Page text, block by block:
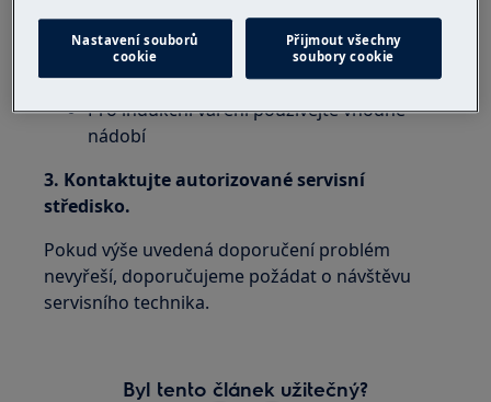
2.Zpráva „F“ se zobrazuje jako blikající
symbol- problém týkající se registrace hrnce.
Vložte nádobí do zóny
Pro indukční vaření používejte vhodné
nádobí
3. Kontaktujte autorizované servisní
středisko.
Pokud výše uvedená doporučení problém
nevyřeší, doporučujeme požádat o návštěvu
servisního technika.
Byl tento článek užitečný?
Nastavení souborů
cookie
Přijmout všechny
soubory cookie